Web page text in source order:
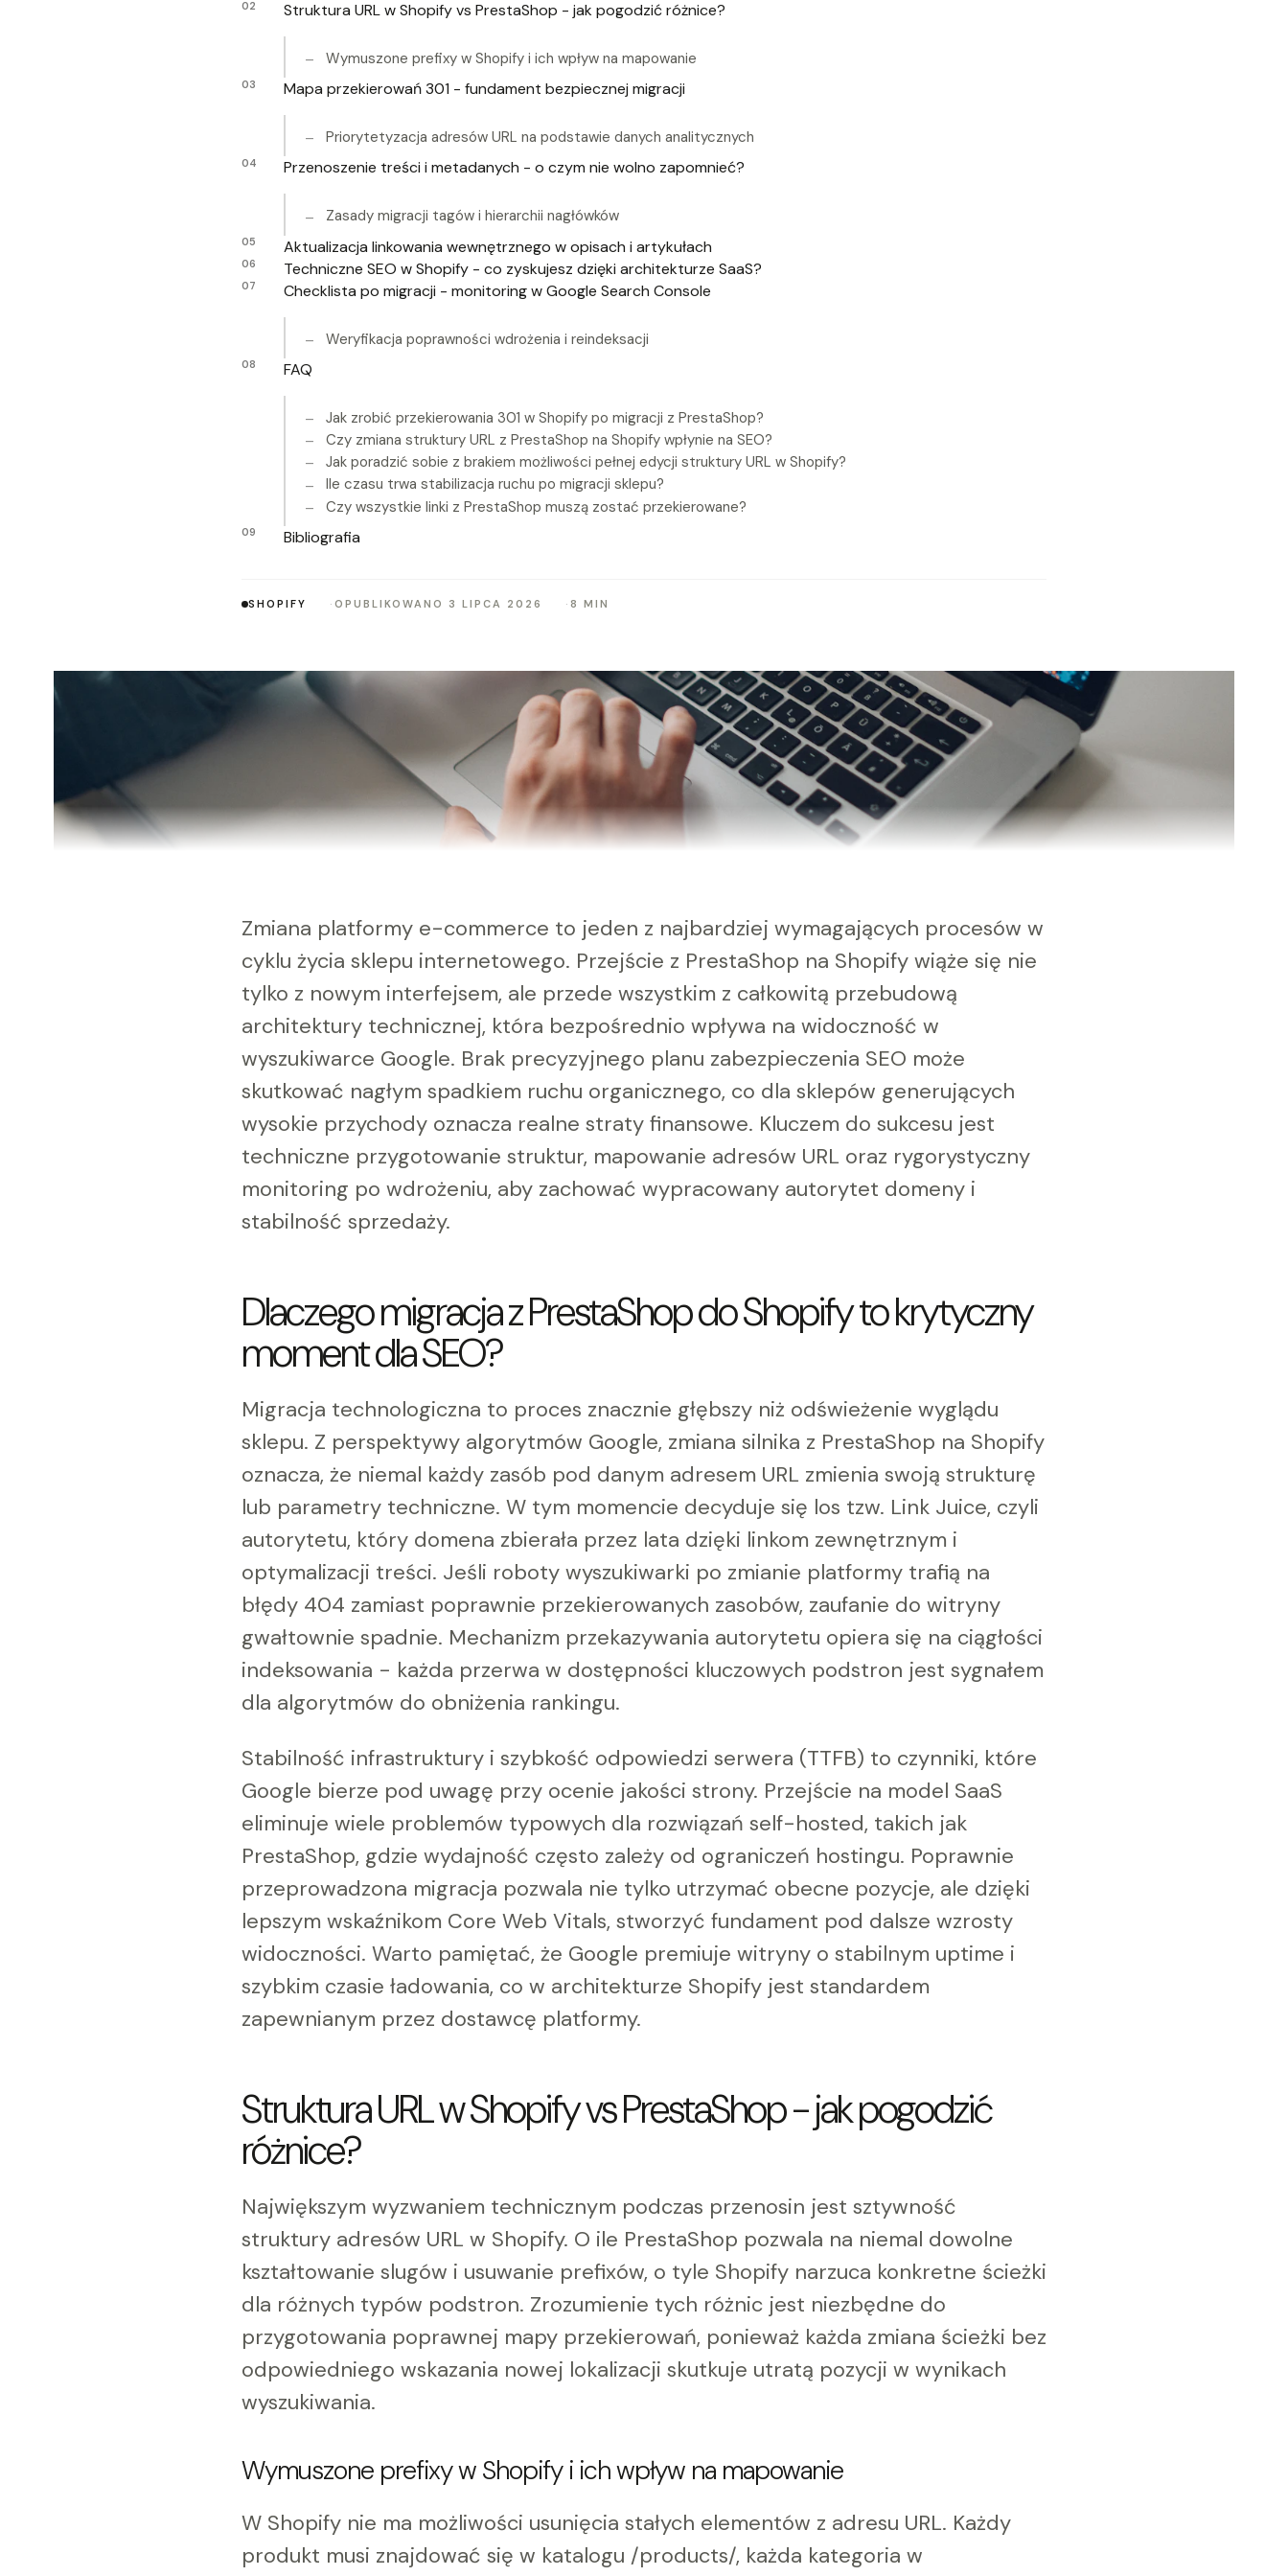
Struktura URL w Shopify vs PrestaShop - jak pogodzić różnice?
Wymuszone prefixy w Shopify i ich wpływ na mapowanie
Mapa przekierowań 301 - fundament bezpiecznej migracji
Priorytetyzacja adresów URL na podstawie danych analitycznych
Przenoszenie treści i metadanych - o czym nie wolno zapomnieć?
Zasady migracji tagów i hierarchii nagłówków
Aktualizacja linkowania wewnętrznego w opisach i artykułach
Techniczne SEO w Shopify - co zyskujesz dzięki architekturze SaaS?
Checklista po migracji - monitoring w Google Search Console
Weryfikacja poprawności wdrożenia i reindeksacji
FAQ
Jak zrobić przekierowania 301 w Shopify po migracji z PrestaShop?
Czy zmiana struktury URL z PrestaShop na Shopify wpłynie na SEO?
Jak poradzić sobie z brakiem możliwości pełnej edycji struktury URL w Shopify?
Ile czasu trwa stabilizacja ruchu po migracji sklepu?
Czy wszystkie linki z PrestaShop muszą zostać przekierowane?
Bibliografia
SHOPIFY OPUBLIKOWANO 3 LIPCA 2026 8 MIN
Zmiana platformy e-commerce to jeden z najbardziej wymagających procesów w
cyklu życia sklepu internetowego. Przejście z PrestaShop na Shopify wiąże się nie
tylko z nowym interfejsem, ale przede wszystkim z całkowitą przebudową
architektury technicznej, która bezpośrednio wpływa na widoczność w
wyszukiwarce Google. Brak precyzyjnego planu zabezpieczenia SEO może
skutkować nagłym spadkiem ruchu organicznego, co dla sklepów generujących
wysokie przychody oznacza realne straty finansowe. Kluczem do sukcesu jest
techniczne przygotowanie struktur, mapowanie adresów URL oraz rygorystyczny
monitoring po wdrożeniu, aby zachować wypracowany autorytet domeny i
stabilność sprzedaży.
Dlaczego migracja z PrestaShop do Shopify to krytyczny
moment dla SEO?
Migracja technologiczna to proces znacznie głębszy niż odświeżenie wyglądu
sklepu. Z perspektywy algorytmów Google, zmiana silnika z PrestaShop na Shopify
oznacza, że niemal każdy zasób pod danym adresem URL zmienia swoją strukturę
lub parametry techniczne. W tym momencie decyduje się los tzw. Link Juice, czyli
autorytetu, który domena zbierała przez lata dzięki linkom zewnętrznym i
optymalizacji treści. Jeśli roboty wyszukiwarki po zmianie platformy trafią na
błędy 404 zamiast poprawnie przekierowanych zasobów, zaufanie do witryny
gwałtownie spadnie. Mechanizm przekazywania autorytetu opiera się na ciągłości
indeksowania - każda przerwa w dostępności kluczowych podstron jest sygnałem
dla algorytmów do obniżenia rankingu.
Stabilność infrastruktury i szybkość odpowiedzi serwera (TTFB) to czynniki, które
Google bierze pod uwagę przy ocenie jakości strony. Przejście na model SaaS
eliminuje wiele problemów typowych dla rozwiązań self-hosted, takich jak
PrestaShop, gdzie wydajność często zależy od ograniczeń hostingu. Poprawnie
przeprowadzona migracja pozwala nie tylko utrzymać obecne pozycje, ale dzięki
lepszym wskaźnikom Core Web Vitals, stworzyć fundament pod dalsze wzrosty
widoczności. Warto pamiętać, że Google premiuje witryny o stabilnym uptime i
szybkim czasie ładowania, co w architekturze Shopify jest standardem
zapewnianym przez dostawcę platformy.
Struktura URL w Shopify vs PrestaShop - jak pogodzić
różnice?
Największym wyzwaniem technicznym podczas przenosin jest sztywność
struktury adresów URL w Shopify. O ile PrestaShop pozwala na niemal dowolne
kształtowanie slugów i usuwanie prefixów, o tyle Shopify narzuca konkretne ścieżki
dla różnych typów podstron. Zrozumienie tych różnic jest niezbędne do
przygotowania poprawnej mapy przekierowań, ponieważ każda zmiana ścieżki bez
odpowiedniego wskazania nowej lokalizacji skutkuje utratą pozycji w wynikach
wyszukiwania.
Wymuszone prefixy w Shopify i ich wpływ na mapowanie
W Shopify nie ma możliwości usunięcia stałych elementów z adresu URL. Każdy
produkt musi znajdować się w katalogu /products/, każda kategoria w